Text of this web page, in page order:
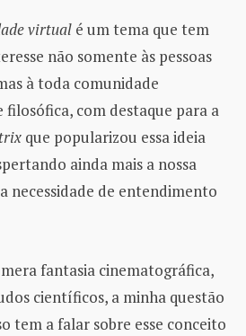
virtual é um tema que tem
não somente às pessoas
à toda comunidade
com destaque para a
que popularizou essa ideia
ainda mais a nossa
necessidade de entendimento
fantasia cinematográfica,
científicos, a minha questão
tem a falar sobre esse conceito